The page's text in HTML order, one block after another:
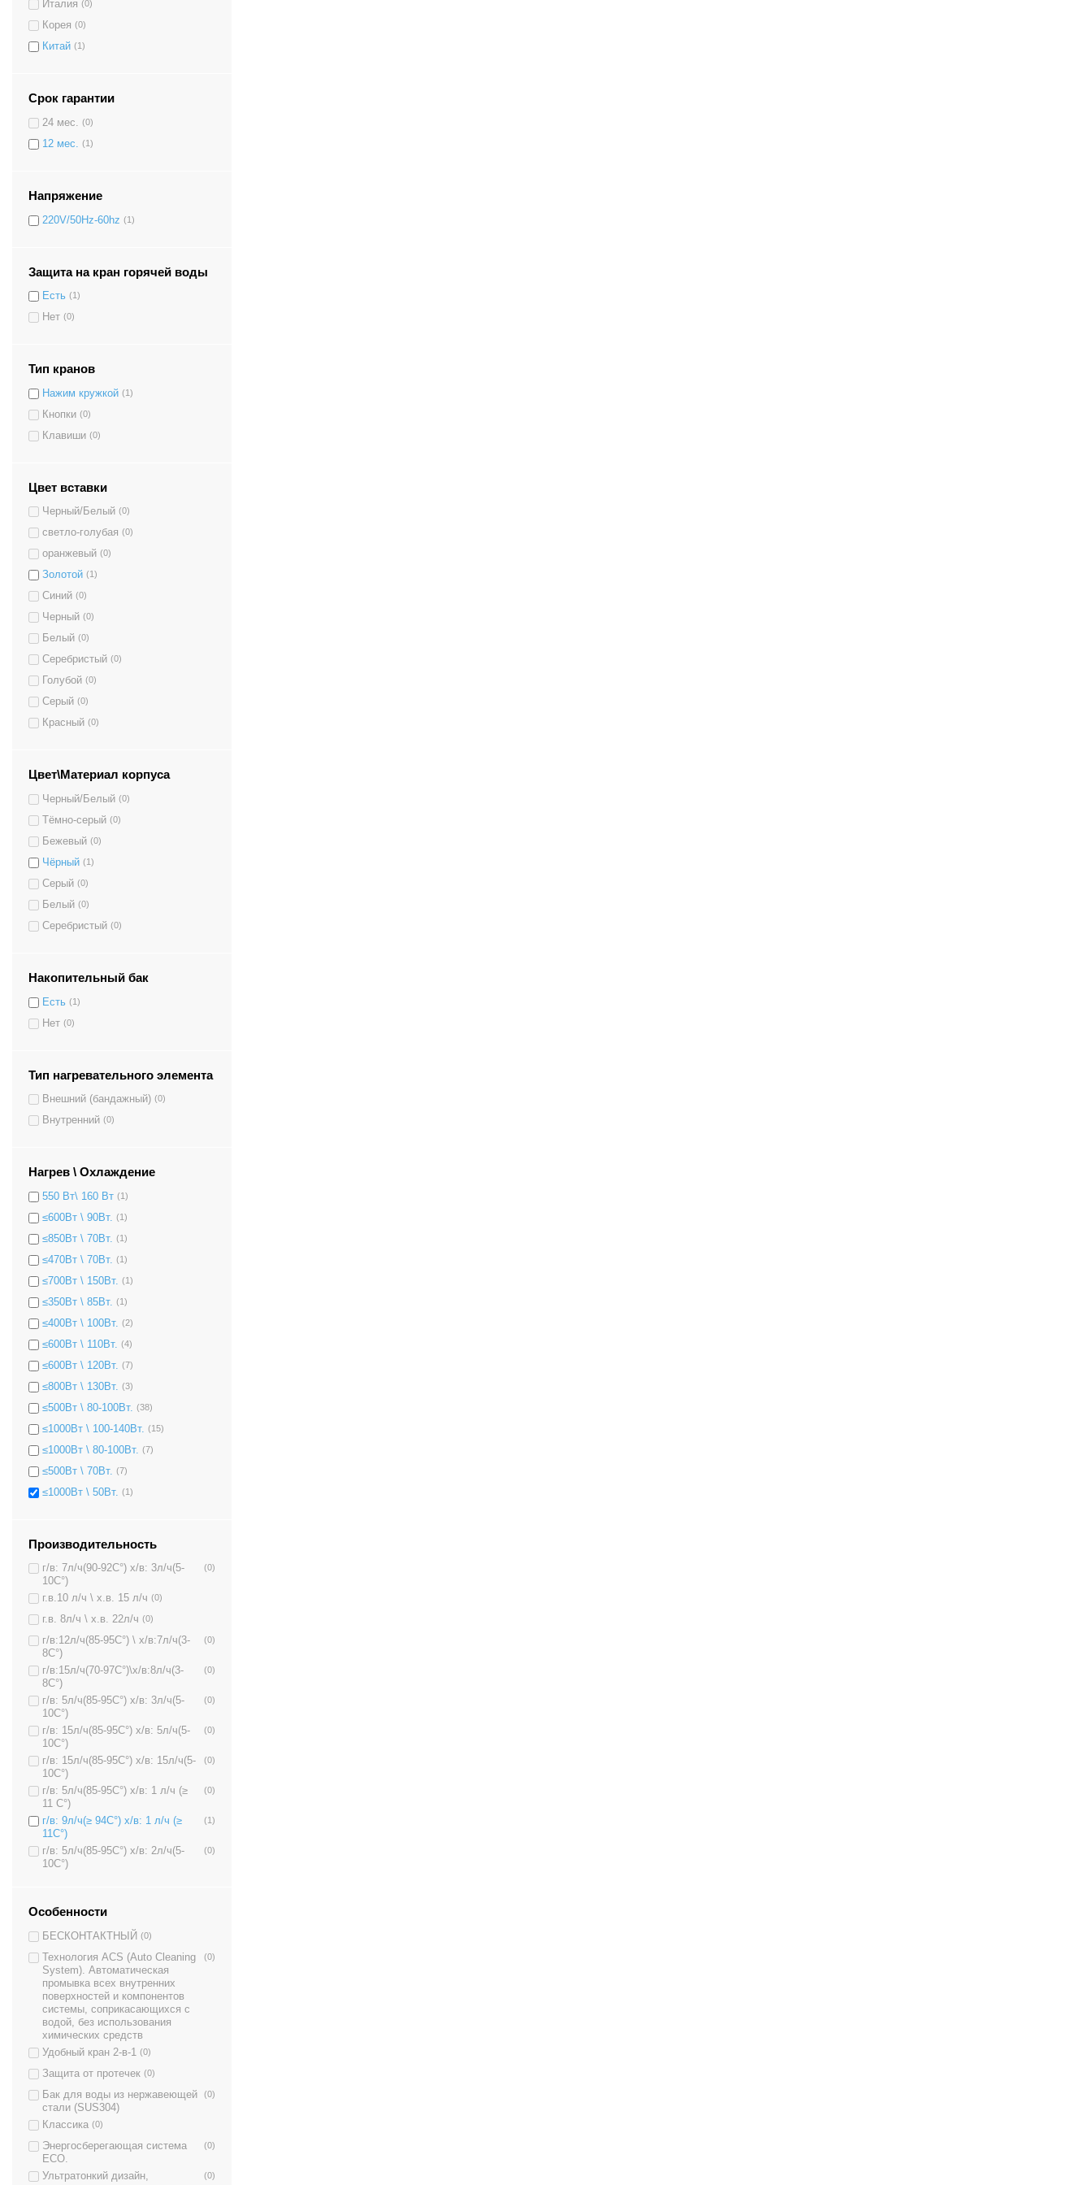
Италия (0)
Корея (0)
Китай (1)
Срок гарантии
24 мес. (0)
12 мес. (1)
Напряжение
220V/50Hz-60hz (1)
Защита на кран горячей воды
Есть (1)
Нет (0)
Тип кранов
Нажим кружкой (1)
Кнопки (0)
Клавиши (0)
Цвет вставки
Черный/Белый (0)
светло-голубая (0)
оранжевый (0)
Золотой (1)
Синий (0)
Черный (0)
Белый (0)
Серебристый (0)
Голубой (0)
Серый (0)
Красный (0)
Цвет\Материал корпуса
Черный/Белый (0)
Тёмно-серый (0)
Бежевый (0)
Чёрный (1)
Серый (0)
Белый (0)
Серебристый (0)
Накопительный бак
Есть (1)
Нет (0)
Тип нагревательного элемента
Внешний (бандажный) (0)
Внутренний (0)
Нагрев \ Охлаждение
550 Вт\ 160 Вт (1)
≤600Вт \ 90Вт. (1)
≤850Вт \ 70Вт. (1)
≤470Вт \ 70Вт. (1)
≤700Вт \ 150Вт. (1)
≤350Вт \ 85Вт. (1)
≤400Вт \ 100Вт. (2)
≤600Вт \ 110Вт. (4)
≤600Вт \ 120Вт. (7)
≤800Вт \ 130Вт. (3)
≤500Вт \ 80-100Вт. (38)
≤1000Вт \ 100-140Вт. (15)
≤1000Вт \ 80-100Вт. (7)
≤500Вт \ 70Вт. (7)
≤1000Вт \ 50Вт. (1)
Производительность
г/в: 7л/ч(90-92C°) х/в: 3л/ч(5-
10C°)
(0)
г.в.10 л/ч \ х.в. 15 л/ч (0)
г.в. 8л/ч \ х.в. 22л/ч (0)
г/в:12л/ч(85-95C°) \ х/в:7л/ч(3-
8C°)
(0)
г/в:15л/ч(70-97C°)\х/в:8л/ч(3-
8C°)
(0)
г/в: 5л/ч(85-95C°) х/в: 3л/ч(5-
10C°)
(0)
г/в: 15л/ч(85-95C°) х/в: 5л/ч(5-
10C°)
(0)
г/в: 15л/ч(85-95C°) х/в: 15л/ч(5-
10C°)
(0)
г/в: 5л/ч(85-95C°) х/в: 1 л/ч (≥
11 C°)
(0)
г/в: 9л/ч(≥ 94C°) х/в: 1 л/ч (≥
11C°)
(1)
г/в: 5л/ч(85-95C°) х/в: 2л/ч(5-
10C°)
(0)
Особенности
БЕСКОНТАКТНЫЙ (0)
Технология ACS (Auto Cleaning
System). Автоматическая
промывка всех внутренних
поверхностей и компонентов
системы, соприкасающихся с
водой, без использования
химических средств
(0)
Удобный кран 2-в-1 (0)
Защита от протечек (0)
Бак для воды из нержавеющей
стали (SUS304)
(0)
Классика (0)
Энергосберегающая система
ECO.
(0)
Ультратонкий дизайн,
(0)